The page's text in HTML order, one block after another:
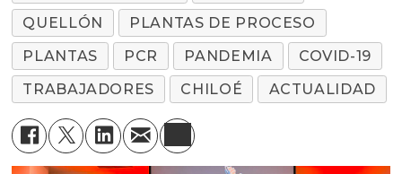
QUELLÓN
PLANTAS DE PROCESO
PLANTAS
PCR PANDEMIA
COVID-19
TRABAJADORES
CHILOÉ ACTUALIDAD